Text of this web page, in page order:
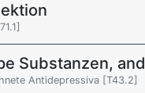
Substanzen,
Antidepressiva [T43.2]